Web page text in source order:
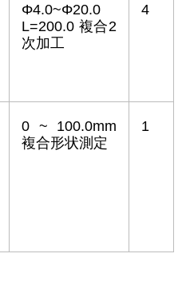
Φ4.0~Φ20.0
L=200.0 複合2
次加工
4
0 ~ 100.0mm
複合形状測定
1